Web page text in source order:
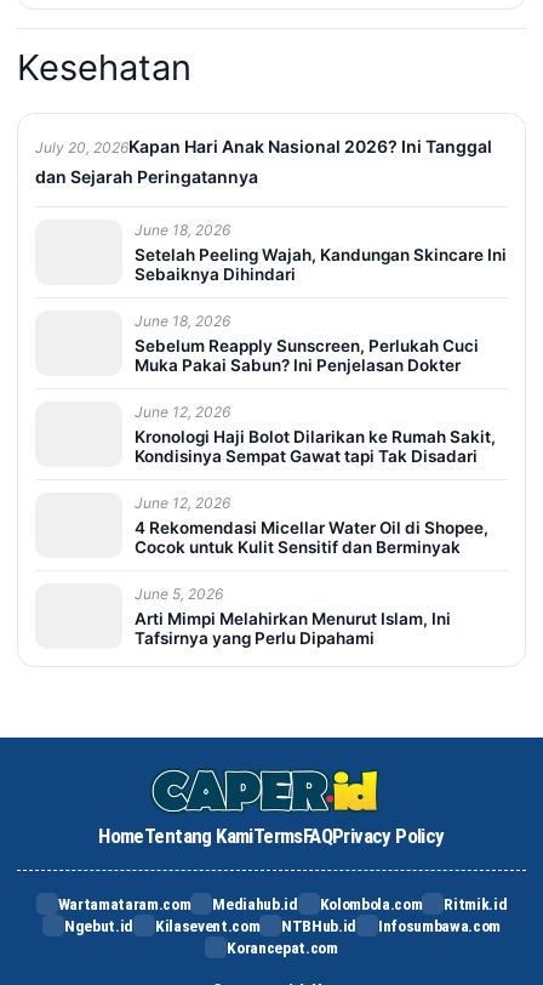
Kesehatan
July 20, 2026Kapan Hari Anak Nasional 2026? Ini Tanggal
dan Sejarah Peringatannya
June 18, 2026
Setelah Peeling Wajah, Kandungan Skincare Ini
Sebaiknya Dihindari
June 18, 2026
Sebelum Reapply Sunscreen, Perlukah Cuci
Muka Pakai Sabun? Ini Penjelasan Dokter
June 12, 2026
Kronologi Haji Bolot Dilarikan ke Rumah Sakit,
Kondisinya Sempat Gawat tapi Tak Disadari
June 12, 2026
4 Rekomendasi Micellar Water Oil di Shopee,
Cocok untuk Kulit Sensitif dan Berminyak
June 5, 2026
Arti Mimpi Melahirkan Menurut Islam, Ini
Tafsirnya yang Perlu Dipahami
HomeTentang KamiTermsFAQPrivacy Policy
Wartamataram.com Mediahub.id Kolombola.com
Ritmik.id
Ngebut.id
Kilasevent.com NTBHub.id
Infosumbawa.com
Korancepat.com